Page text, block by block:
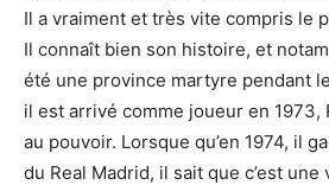
Il a vraiment et très vite compris le
Il connaît bien son histoire, et
été une province martyre pendant
il est arrivé comme joueur en 1973,
au pouvoir. Lorsque qu’en 1974, il
du Real Madrid, il sait que c’est